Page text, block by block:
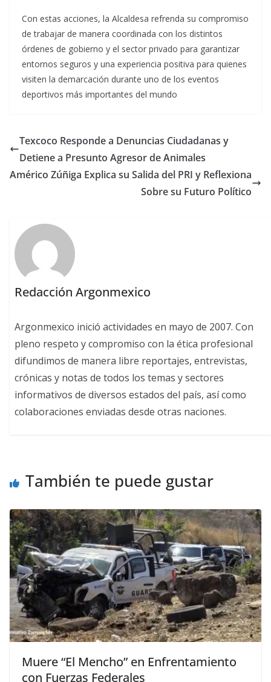
Con estas acciones, la Alcaldesa refrenda su compromiso
de trabajar de manera coordinada con los distintos
órdenes de gobierno y el sector privado para garantizar
entornos seguros y una experiencia positiva para quienes
visiten la demarcación durante uno de los eventos
deportivos más importantes del mundo
Texcoco Responde a Denuncias Ciudadanas y
Detiene a Presunto Agresor de Animales
Américo Zúñiga Explica su Salida del PRI y Reflexiona
Sobre su Futuro Político
Redacción Argonmexico
Argonmexico inició actividades en mayo de 2007. Con
pleno respeto y compromiso con la ética profesional
difundimos de manera libre reportajes, entrevistas,
crónicas y notas de todos los temas y sectores
informativos de diversos estados del país, así como
colaboraciones enviadas desde otras naciones.
También te puede gustar
Muere “El Mencho” en Enfrentamiento
con Fuerzas Federales